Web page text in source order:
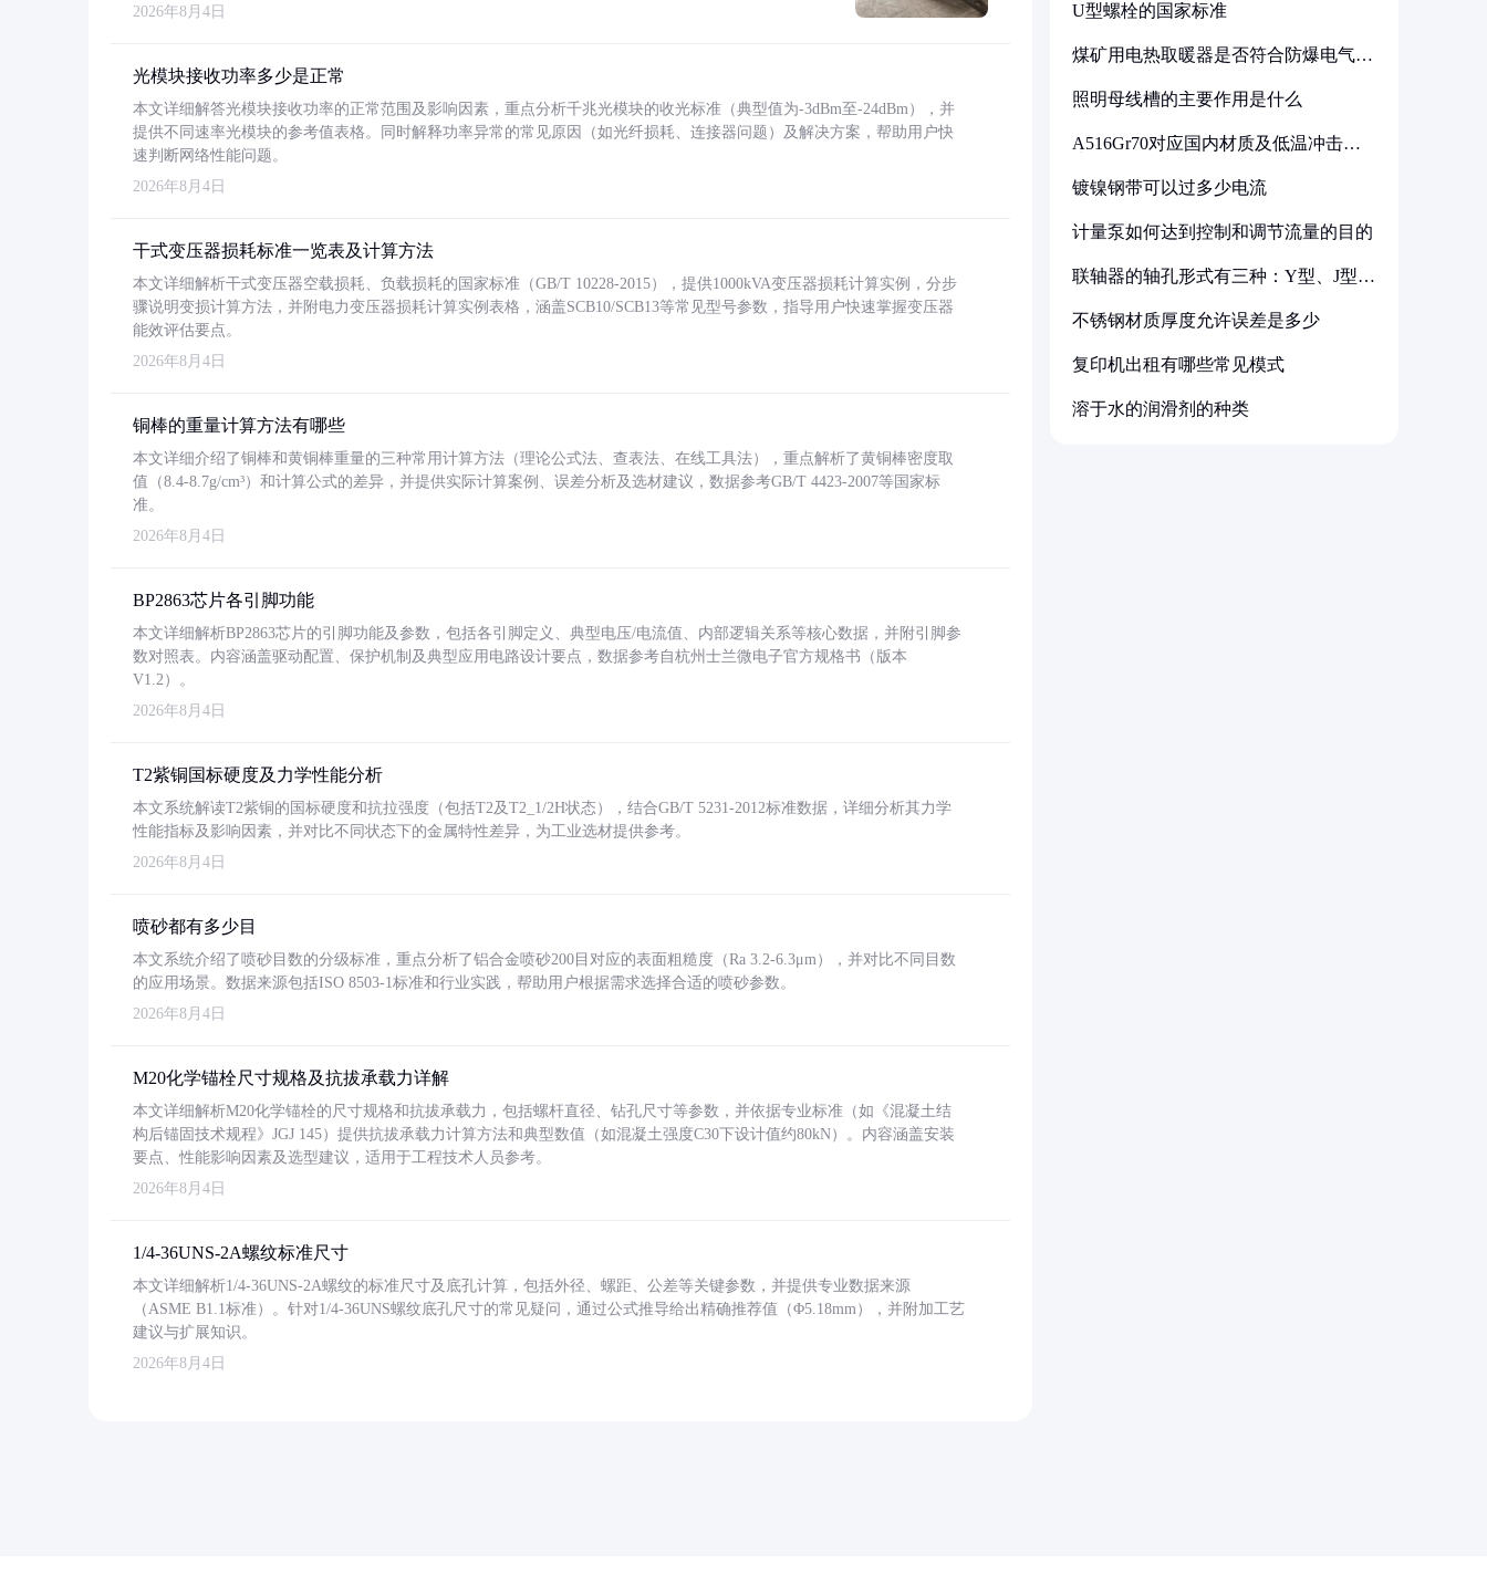
2026年8月4日
光模块接收功率多少是正常
本文详细解答光模块接收功率的正常范围及影响因素，重点分析千兆光模块的收光标准（典型值为-3dBm至-24dBm），并
提供不同速率光模块的参考值表格。同时解释功率异常的常见原因（如光纤损耗、连接器问题）及解决方案，帮助用户快
速判断网络性能问题。
2026年8月4日
干式变压器损耗标准一览表及计算方法
本文详细解析干式变压器空载损耗、负载损耗的国家标准（GB/T 10228-2015），提供1000kVA变压器损耗计算实例，分步
骤说明变损计算方法，并附电力变压器损耗计算实例表格，涵盖SCB10/SCB13等常见型号参数，指导用户快速掌握变压器
能效评估要点。
2026年8月4日
铜棒的重量计算方法有哪些
本文详细介绍了铜棒和黄铜棒重量的三种常用计算方法（理论公式法、查表法、在线工具法），重点解析了黄铜棒密度取
值（8.4-8.7g/cm³）和计算公式的差异，并提供实际计算案例、误差分析及选材建议，数据参考GB/T 4423-2007等国家标
准。
2026年8月4日
BP2863芯片各引脚功能
本文详细解析BP2863芯片的引脚功能及参数，包括各引脚定义、典型电压/电流值、内部逻辑关系等核心数据，并附引脚参
数对照表。内容涵盖驱动配置、保护机制及典型应用电路设计要点，数据参考自杭州士兰微电子官方规格书（版本
V1.2）。
2026年8月4日
T2紫铜国标硬度及力学性能分析
本文系统解读T2紫铜的国标硬度和抗拉强度（包括T2及T2_1/2H状态），结合GB/T 5231-2012标准数据，详细分析其力学
性能指标及影响因素，并对比不同状态下的金属特性差异，为工业选材提供参考。
2026年8月4日
喷砂都有多少目
本文系统介绍了喷砂目数的分级标准，重点分析了铝合金喷砂200目对应的表面粗糙度（Ra 3.2-6.3μm），并对比不同目数
的应用场景。数据来源包括ISO 8503-1标准和行业实践，帮助用户根据需求选择合适的喷砂参数。
2026年8月4日
M20化学锚栓尺寸规格及抗拔承载力详解
本文详细解析M20化学锚栓的尺寸规格和抗拔承载力，包括螺杆直径、钻孔尺寸等参数，并依据专业标准（如《混凝土结
构后锚固技术规程》JGJ 145）提供抗拔承载力计算方法和典型数值（如混凝土强度C30下设计值约80kN）。内容涵盖安装
要点、性能影响因素及选型建议，适用于工程技术人员参考。
2026年8月4日
1/4-36UNS-2A螺纹标准尺寸
本文详细解析1/4-36UNS-2A螺纹的标准尺寸及底孔计算，包括外径、螺距、公差等关键参数，并提供专业数据来源
（ASME B1.1标准）。针对1/4-36UNS螺纹底孔尺寸的常见疑问，通过公式推导给出精确推荐值（Φ5.18mm），并附加工艺
建议与扩展知识。
2026年8月4日
U型螺栓的国家标准
煤矿用电热取暖器是否符合防爆电气设
照明母线槽的主要作用是什么
A516Gr70对应国内材质及低温冲击要
镀镍钢带可以过多少电流
计量泵如何达到控制和调节流量的目的
联轴器的轴孔形式有三种：Y型、J型、
不锈钢材质厚度允许误差是多少
复印机出租有哪些常见模式
溶于水的润滑剂的种类